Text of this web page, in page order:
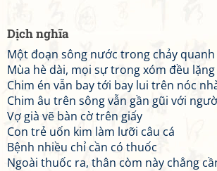
Dịch nghĩa
Một đoạn sông nước trong chảy
Mùa hè dài, mọi sự trong xóm đều lặng
Chim én vẫn bay tới bay lui trên nóc
Chim âu trên sông vẫn gần gũi với
Vợ già vẽ bàn cờ trên giấy
Con trẻ uốn kim làm lưỡi câu cá
Bệnh nhiều chỉ cần có thuốc
Ngoài thuốc ra, thân còm này chẳng